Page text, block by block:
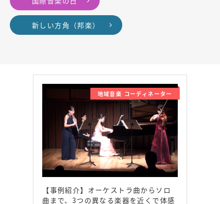
新しい方角（邦楽）
地域音楽 コーディネーター
【事例紹介】オーケストラ曲からソロ
曲まで、3つの異なる楽器を近くで体感